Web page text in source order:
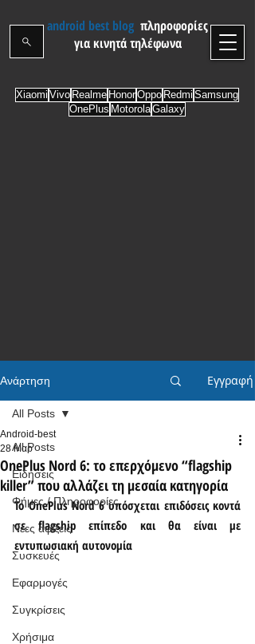
android best blog πληροφορίες
για κινητά τηλέφωνα
Xiaomi Vivo Realme HonorOppo Redmi Samsung
OnePlus MotorolaGalaxy
Ανάρτηση Εγγραφή
All Posts
Ειδήσεις
Φήμες / Πληροφορίες
Νέες αφίξεις
Συσκευές
Εφαρμογές
Συγκρίσεις
Χρήσιμα
All Posts
OnePlus Nord 6: το επερχόμενο “flagship
killer” που αλλάζει τη μεσαία κατηγορία
Android-best
28 Μαρ
Το OnePlus Nord 6 υπόσχεται επιδόσεις κοντά
σε flagship επίπεδο και θα είναι με
εντυπωσιακή αυτονομία